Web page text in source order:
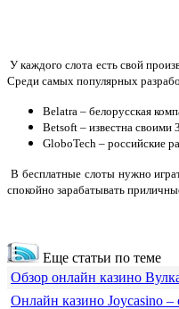
У каждого слота есть свой
Среди самых популярных
Belatra – белорусская
Betsoft – известна своими
GloboTech – российские
В бесплатные слоты нужно
спокойно зарабатывать
Еще статьи по теме
Обзор онлайн казино
Онлайн казино Joycasino –